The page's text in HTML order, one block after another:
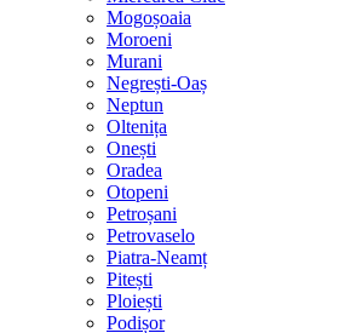
Mogoșoaia
Moroeni
Murani
Negrești-Oaș
Neptun
Oltenița
Onești
Oradea
Otopeni
Petroșani
Petrovaselo
Piatra-Neamț
Pitești
Ploiești
Podișor